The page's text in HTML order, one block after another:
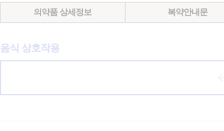
의약품 상세정보 복약안내문
음식 상호작용